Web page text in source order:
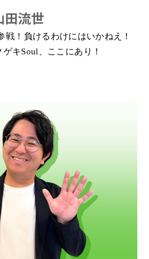
田流世
戦！負けるわけにはいかねえ！
ゲキSoul 、ここにあり！